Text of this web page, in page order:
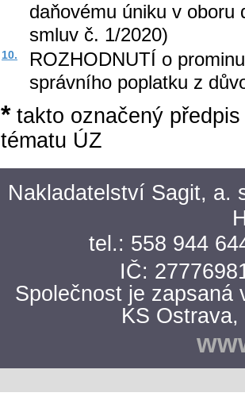
daňovému úniku v
smluv č. 1/2020)
10.
ROZHODNUTÍ o
správního poplatku z
*takto označený
tématu ÚZ
Nakladatelství Sagit, a.
tel.: 558 944
IČ: 277
Společnost je zapsaná
KS